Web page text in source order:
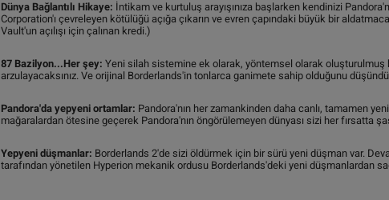
Dünya Bağlantılı Hikaye: İntikam ve kurtuluş arayışınıza başlarken kendinizi
Corporation'ı çevreleyen kötülüğü açığa çıkarın ve evren çapındaki büyük bir
Vault'un açılışı için çalınan kredi.)
87 Bazilyon...Her şey: Yeni silah sistemine ek olarak, yöntemsel olarak oluşturulmuş
arzulayacaksınız. Ve orijinal Borderlands'in tonlarca ganimete sahip olduğunu
Pandora'da yepyeni ortamlar: Pandora'nın her zamankinden daha canlı, tamamen
mağaralardan ötesine geçerek Pandora'nın öngörülemeyen dünyası sizi her fırsatta
Yepyeni düşmanlar: Borderlands 2'de sizi öldürmek için bir sürü yeni düşman var.
tarafından yönetilen Hyperion mekanik ordusu Borderlands'deki yeni düşmanlardan